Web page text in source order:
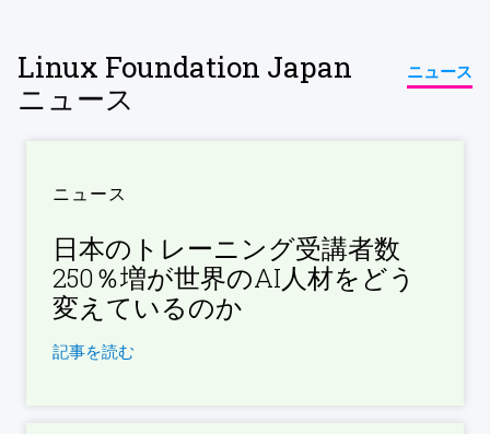
Linux Foundation Japan
ニュース
ニュース
ニュース
日本のトレーニング受講者数
250％増が世界のAI人材をどう
変えているのか
記事を読む